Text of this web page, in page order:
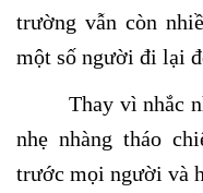
trường vẫn còn
một số người đi lại
Thay vì nhắc
nhẹ nhàng tháo
trước mọi người và